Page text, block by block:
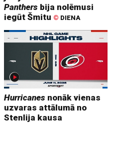
Panthers bija nolēmusi
iegūt Šmitu © DIENA
Hurricanes nonāk vienas
uzvaras attālumā no
Stenlija kausa